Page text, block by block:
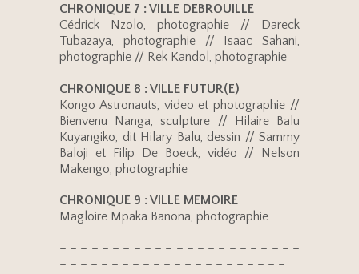
CHRONIQUE 7 : VILLE DEBROUILLE
Cédrick Nzolo, photographie // Dareck
Tubazaya, photographie // Isaac Sahani,
photographie // Rek Kandol, photographie
CHRONIQUE 8 : VILLE FUTUR(E)
Kongo Astronauts, video et photographie //
Bienvenu Nanga, sculpture // Hilaire Balu
Kuyangiko, dit Hilary Balu, dessin // Sammy
Baloji et Filip De Boeck, vidéo // Nelson
Makengo, photographie
CHRONIQUE 9 : VILLE MEMOIRE
Magloire Mpaka Banona, photographie
– – – – – – – – – – – – – – – – – – – – – – –
– – – – – – – – – – – – – – – – – – – – – –